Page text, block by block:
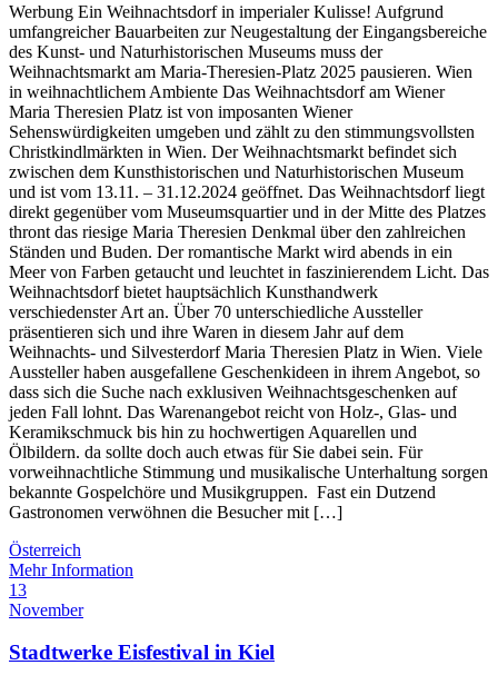
Werbung Ein Weihnachtsdorf in imperialer Kulisse! Aufgrund
umfangreicher Bauarbeiten zur Neugestaltung der Eingangsbereiche
des Kunst- und Naturhistorischen Museums muss der
Weihnachtsmarkt am Maria-Theresien-Platz 2025 pausieren. Wien
in weihnachtlichem Ambiente Das Weihnachtsdorf am Wiener
Maria Theresien Platz ist von imposanten Wiener
Sehenswürdigkeiten umgeben und zählt zu den stimmungsvollsten
Christkindlmärkten in Wien. Der Weihnachtsmarkt befindet sich
zwischen dem Kunsthistorischen und Naturhistorischen Museum
und ist vom 13.11. – 31.12.2024 geöffnet. Das Weihnachtsdorf liegt
direkt gegenüber vom Museumsquartier und in der Mitte des Platzes
thront das riesige Maria Theresien Denkmal über den zahlreichen
Ständen und Buden. Der romantische Markt wird abends in ein
Meer von Farben getaucht und leuchtet in faszinierendem Licht. Das
Weihnachtsdorf bietet hauptsächlich Kunsthandwerk
verschiedenster Art an. Über 70 unterschiedliche Aussteller
präsentieren sich und ihre Waren in diesem Jahr auf dem
Weihnachts- und Silvesterdorf Maria Theresien Platz in Wien. Viele
Aussteller haben ausgefallene Geschenkideen in ihrem Angebot, so
dass sich die Suche nach exklusiven Weihnachtsgeschenken auf
jeden Fall lohnt. Das Warenangebot reicht von Holz-, Glas- und
Keramikschmuck bis hin zu hochwertigen Aquarellen und
Ölbildern. da sollte doch auch etwas für Sie dabei sein. Für
vorweihnachtliche Stimmung und musikalische Unterhaltung sorgen
bekannte Gospelchöre und Musikgruppen. Fast ein Dutzend
Gastronomen verwöhnen die Besucher mit […]
Österreich
Mehr Information
13
November
Stadtwerke Eisfestival in Kiel